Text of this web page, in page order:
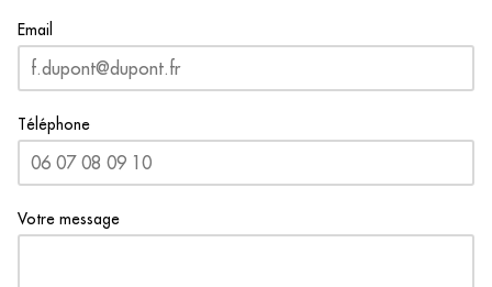
Email
Téléphone
Votre message